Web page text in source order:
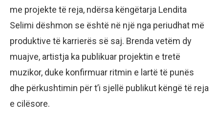
me projekte të reja, ndërsa këngëtarja Lendita
Selimi dëshmon se është në një nga periudhat më
produktive të karrierës së saj. Brenda vetëm dy
muajve, artistja ka publikuar projektin e tretë
muzikor, duke konfirmuar ritmin e lartë të punës
dhe përkushtimin për t’i sjellë publikut këngë të reja
e cilësore.